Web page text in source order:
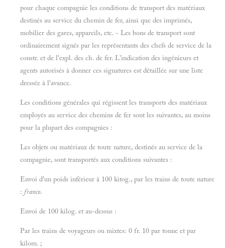
pour chaque compagnie les conditions de transport des matériaux
destinés au service du chemin de fer, ainsi que des imprimés,
mobilier des gares, appareils, etc. - Les bons de transport sont
ordinairement signés par les représentants des chefs de service de la
constr. et de l'expl. des ch. de fer. L'indication des ingénieurs et
agents autorisés à donner ces signatures est détaillée sur une liste
dressée à l'avance.
Les conditions générales qui régissent les transports des matériaux
employés au service des chemins de fer sont les suivantes, au moins
pour la plupart des compagnies :
Les objets ou matériaux de toute nature, destinés au service de la
compagnie, sont transportés aux conditions suivantes :
Envoi d'un poids inférieur à 100 kitog., par les trains de toute nature
: franco.
Envoi de 100 kilog. et au-dessus :
Par les trains de voyageurs ou mixtes: 0 fr. 10 par tonne et par
kilom. ;